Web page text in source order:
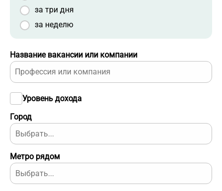
Название вакансии или компании
Город
Уровень дохода
Метро рядом
за три дня
за неделю